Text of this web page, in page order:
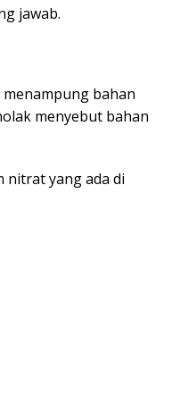
jawab.
bahan
menyebut bahan
nitrat yang ada di